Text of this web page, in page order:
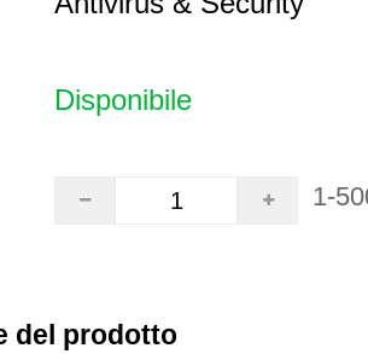
Disponibile
1-
del prodotto